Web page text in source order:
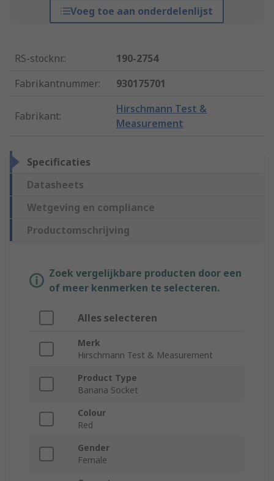
Voeg toe aan onderdelenlijst
RS-stocknr.:
190-2754
Fabrikantnummer: 930175701
Fabrikant:
Hirschmann Test &
Measurement
Specificaties
Datasheets
Wetgeving en compliance
Productomschrijving
Zoek vergelijkbare producten door een
of meer kenmerken te selecteren.
Alles selecteren
Merk
Hirschmann Test & Measurement
Product Type
Banana Socket
Colour
Red
Gender
Female